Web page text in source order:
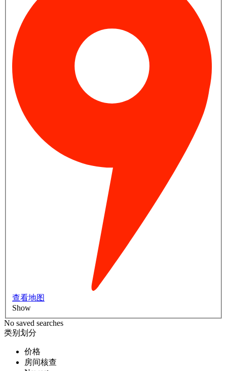
查看地图
Show
No saved searches
类别划分
价格
房间核查